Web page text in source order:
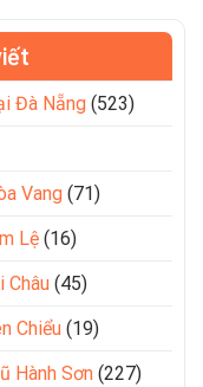
Đà Nẵng (523)
Vang (71)
Lệ (16)
Châu (45)
Chiểu (19)
Hành Sơn (227)